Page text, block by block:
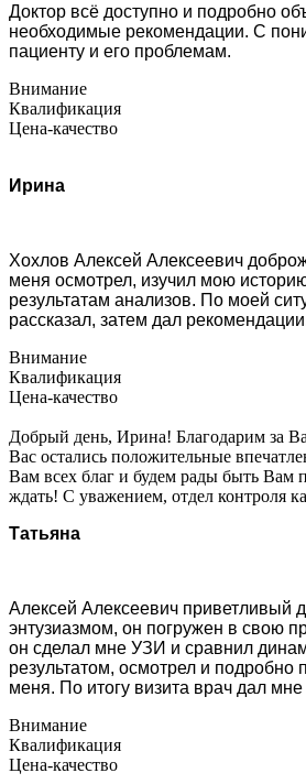
Доктор всё доступно и подробно
необходимые рекомендации. С
пациенту и его проблемам.
Внимание
Квалификация
Цена-качество
Ирина
Хохлов Алексей Алексеевич
меня осмотрел, изучил мою
результатам анализов. По моей
рассказал, затем дал
Внимание
Квалификация
Цена-качество
Добрый день, Ирина! Благодарим за
Вас остались положительные
Вам всех благ и будем рады быть Вам
ждать! С уважением, отдел контроля
Татьяна
Алексей Алексеевич приветливый
энтузиазмом, он погружен в свою
он сделал мне УЗИ и сравнил
результатом, осмотрел и подробно
меня. По итогу визита врач дал
Внимание
Квалификация
Цена-качество